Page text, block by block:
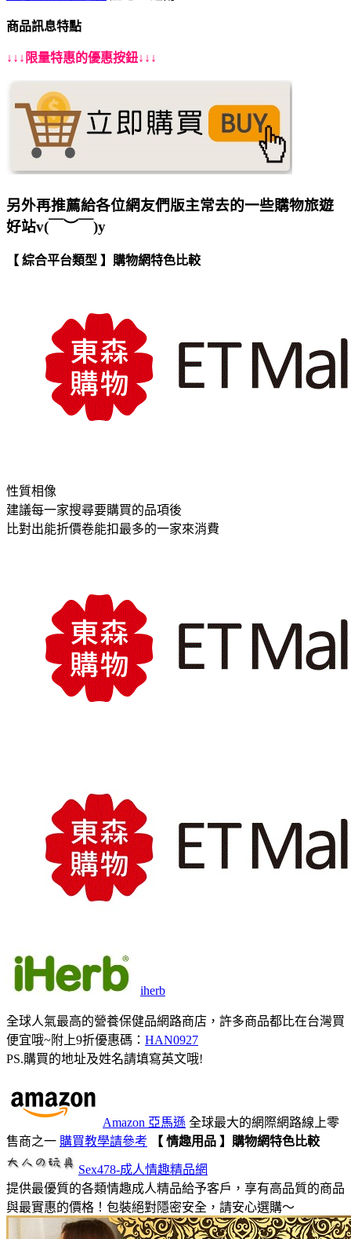
商品訊息特點
↓↓↓限量特惠的優惠按鈕↓↓↓
另外再推薦給各位網友們版主常去的一些購物旅遊
好站v(￣︶￣)y
【 綜合平台類型 】購物網特色比較
性質相像
建議每一家搜尋要購買的品項後
比對出能折價卷能扣最多的一家來消費
iherb
全球人氣最高的營養保健品網路商店，許多商品都比在台灣買
便宜哦~附上9折優惠碼： HAN0927
PS.購買的地址及姓名請填寫英文哦!
Amazon 亞馬遜 全球最大的網際網路線上零
售商之一 購買教學請參考 【 情趣用品 】購物網特色比較
Sex478-成人情趣精品網
提供最優質的各類情趣成人精品給予客戶，享有高品質的商品
與最實惠的價格！包裝絕對隱密安全，請安心選購～